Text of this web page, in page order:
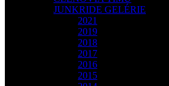
JUNKRIDE GELÉRIE
2021
2019
2018
2017
2016
2015